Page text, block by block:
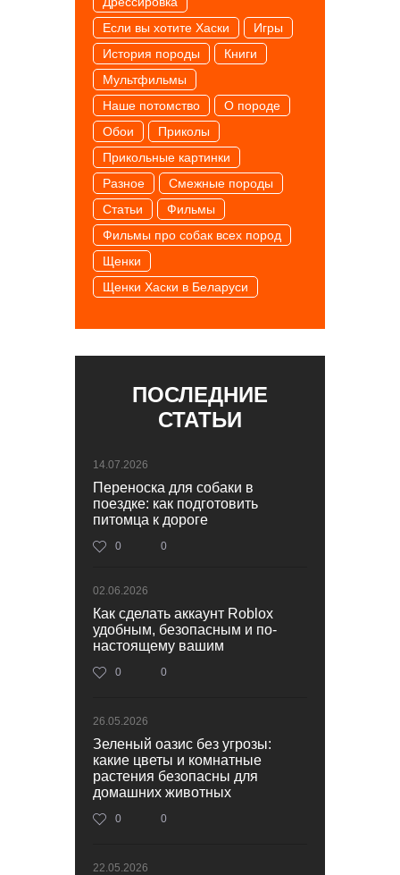
Если вы хотите Хаски
Игры
История породы
Книги
Мультфильмы
Наше потомство
О породе
Обои
Приколы
Прикольные картинки
Разное
Смежные породы
Статьи
Фильмы
Фильмы про собак всех пород
Щенки
Щенки Хаски в Беларуси
ПОСЛЕДНИЕ
СТАТЬИ
14.07.2026
Переноска для собаки в
поездке: как подготовить
питомца к дороге
0 0
02.06.2026
Как сделать аккаунт Roblox
удобным, безопасным и по-
настоящему вашим
0 0
26.05.2026
Зеленый оазис без угрозы:
какие цветы и комнатные
растения безопасны для
домашних животных
0 0
22.05.2026